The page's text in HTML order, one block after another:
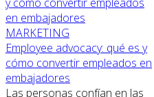
MARKETING
Employee advocacy: qué es y
cómo convertir empleados en
embajadores
Las personas confían en las